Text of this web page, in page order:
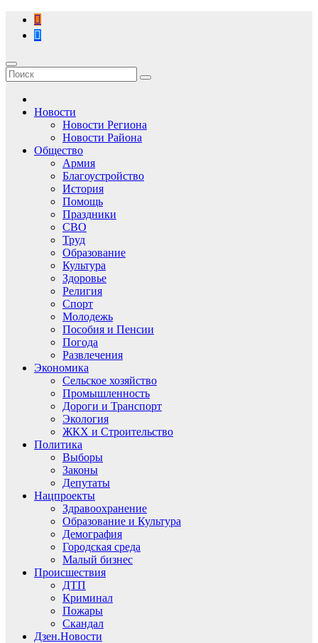
Перейти
содержимому
Новости
Новости Региона
Новости Района
Общество
Армия
Благоустройство
История
Помощь
Праздники
СВО
Труд
Образование
Культура
Здоровье
Религия
Спорт
Молодежь
Пособия и Пенсии
Погода
Развлечения
Экономика
Сельское хозяйство
Промышленность
Дороги и Транспорт
Экология
ЖКХ и Строительство
Политика
Выборы
Законы
Депутаты
Нацпроекты
Здравоохранение
Образование и Культура
Демография
Городская среда
Малый бизнес
Происшествия
ДТП
Криминал
Пожары
Скандал
Дзен.Новости